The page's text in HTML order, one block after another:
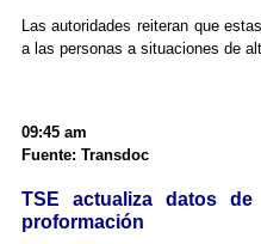
Las autoridades reiteran que
a las personas a situaciones de
09:45 am
Fuente: Transdoc
TSE actualiza datos
proformación